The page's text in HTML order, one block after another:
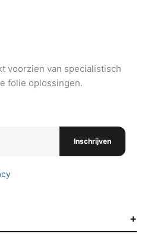
voorzien van specialistisch
folie oplossingen.
Inschrijven